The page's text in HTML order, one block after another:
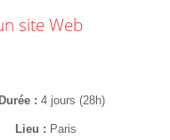
site Web
Durée 4 jours (28h)
Lieu Paris